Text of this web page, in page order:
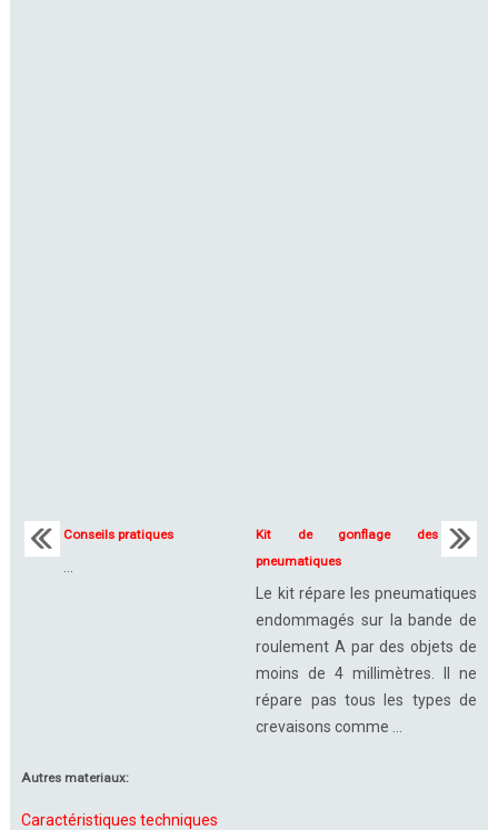
Conseils pratiques
Kit de gonflage des
pneumatiques
Le kit répare les pneumatiques
endommagés sur la bande de
roulement A par des objets de
moins de 4 millimètres. Il ne
répare pas tous les types de
crevaisons comme ...
Autres materiaux:
Caractéristiques techniques